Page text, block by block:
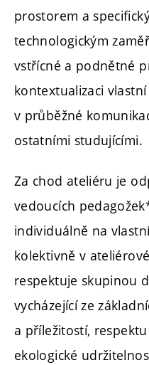
prostorem a
technologickým
vstřícné a podnětné
kontextualizaci
v průběžné
ostatními studujícími.
Za chod ateliéru je
vedoucích
individuálně na
kolektivně v
respektuje skupinou
vycházející ze
a příležitostí,
ekologické